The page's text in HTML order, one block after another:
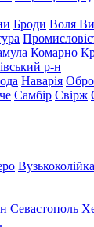
Броди Воля
Комарно
р-н
Наварія
Самбір Свірж
Вузькоколійка
Севастополь